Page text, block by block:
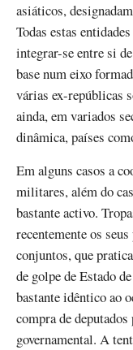
asiáticos,
Todas estas
integrar-se entre si
base num eixo
várias ex-repúblicas
ainda, em variados
dinâmica, países
Em alguns casos a
militares, além do
bastante activo.
recentemente os
conjuntos, que
de golpe de Estado
bastante idêntico ao
compra de
governamental. A